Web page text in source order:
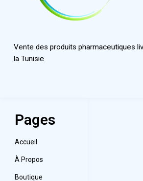
Vente des produits pharmaceutiques
la Tunisie
Pages
Accueil
À Propos
Boutique